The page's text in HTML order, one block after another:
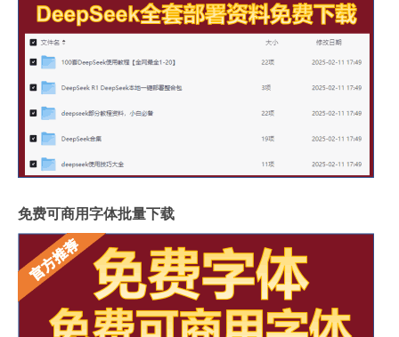
免费可商用字体批量下载